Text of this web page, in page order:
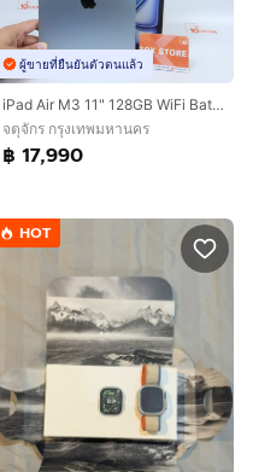
ผู้ขายที่ยืนยันตัวตนแล้ว
iPad Air M3 11" 128GB WiFi Batt100 02.2027
จตุจักร กรุงเทพมหานคร
฿ 17,990
HOT